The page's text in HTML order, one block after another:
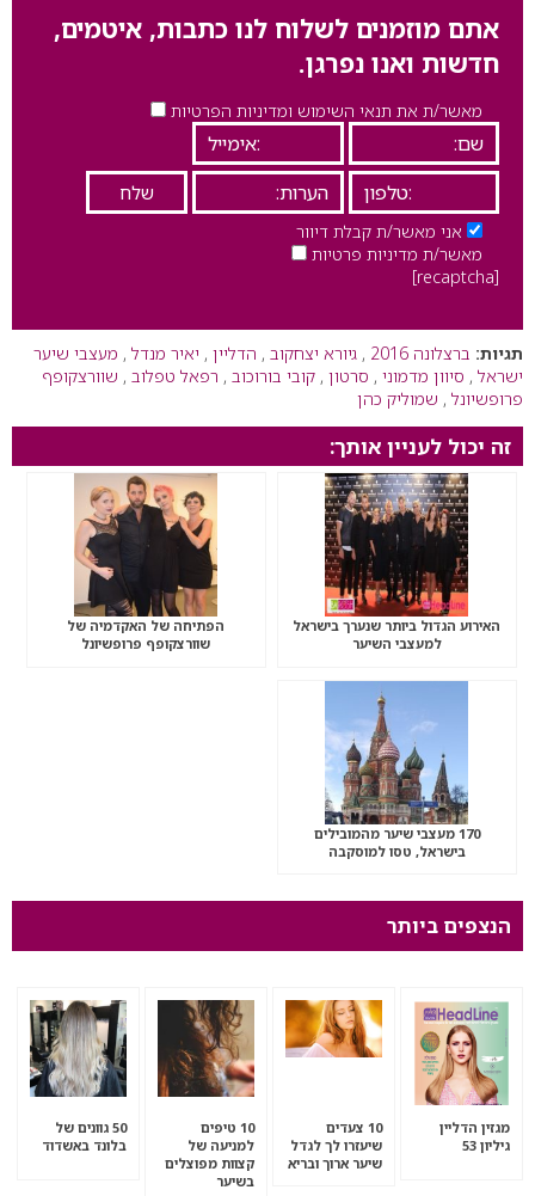
אתם מוזמנים לשלוח לנו כתבות, איטמים,
חדשות ואנו נפרגן.
מאשר/ת את תנאי השימוש ומדיניות הפרטיות
אני מאשר/ת קבלת דיוור
מאשר/ת מדיניות פרטיות
[recaptcha]
תגיות: ברצלונה 2016 , גיורא יצחקוב , הדליין , יאיר מנדל , מעצבי שיער
ישראל , סיוון מדמוני , סרטון , קובי בורוכוב , רפאל טפלוב , שוורצקופף
פרופשיונל , שמוליק כהן
זה יכול לעניין אותך:
האירוע הגדול ביותר שנערך בישראל
למעצבי השיער
הפתיחה של האקדמיה של
שוורצקופף פרופשיונל
170 מעצבי שיער מהמובילים
בישראל, טסו למוסקבה
הנצפים ביותר
מגזין הדליין
גיליון 53
10 צעדים
שיעזרו לך לגדל
שיער ארוך ובריא
10 טיפים
למניעה של
קצוות מפוצלים
בשיער
50 גוונים של
בלונד באשדוד